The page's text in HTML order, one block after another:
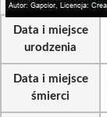
Data i miejsce
urodzenia
Data i miejsce
śmierci